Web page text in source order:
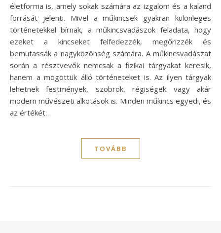
életforma is, amely sokak számára az izgalom és a kaland
forrását jelenti. Mivel a műkincsek gyakran különleges
történetekkel bírnak, a műkincsvadászok feladata, hogy
ezeket a kincseket felfedezzék, megőrizzék és
bemutassák a nagyközönség számára. A műkincsvadászat
során a résztvevők nemcsak a fizikai tárgyakat keresik,
hanem a mögöttük álló történeteket is. Az ilyen tárgyak
lehetnek festmények, szobrok, régiségek vagy akár
modern művészeti alkotások is. Minden műkincs egyedi, és
az értékét…
TOVÁBB